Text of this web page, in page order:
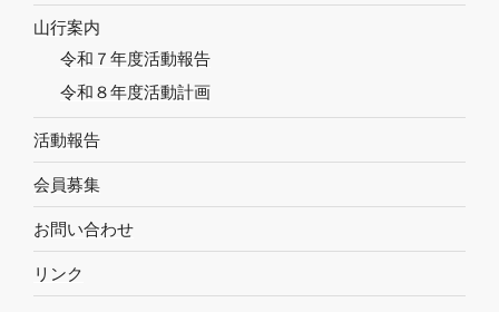
山行案内
令和７年度活動報告
令和８年度活動計画
活動報告
会員募集
お問い合わせ
リンク